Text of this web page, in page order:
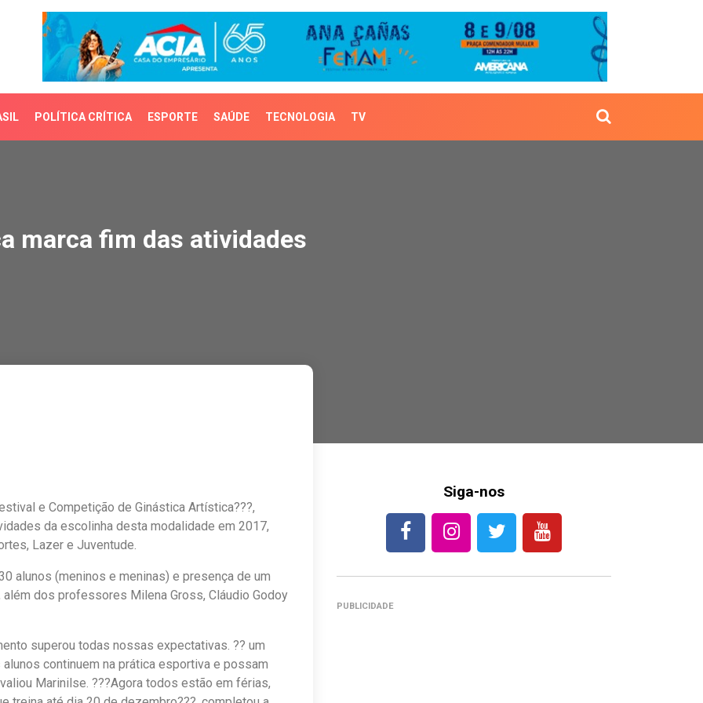
POLÍTICA CRÍTICA ESPORTE SAÚDE TECNOLOGIA TV
marca fim das atividades
e Competição de Ginástica Artística???,
da escolinha desta modalidade em 2017,
Lazer e Juventude.
alunos (meninos e meninas) e presença de um
dos professores Milena Gross, Cláudio Godoy
superou todas nossas expectativas. ?? um
continuem na prática esportiva e possam
Marinilse. ???Agora todos estão em férias,
Siga-nos
PUBLICIDADE